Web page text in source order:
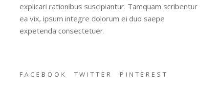
explicari rationibus suscipiantur. Tamquam scribentur
ea vix, ipsum integre dolorum ei duo saepe
expetenda consectetuer.
FACEBOOK TWITTER PINTEREST